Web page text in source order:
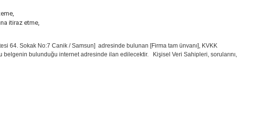
itiraz etme,
64. Sokak No:7 Canik / Samsun] adresinde bulunan [Firma tam ünvanı], KVKK
belgenin bulunduğu internet adresinde ilan edilecektir. Kişisel Veri Sahipleri, sorularını,